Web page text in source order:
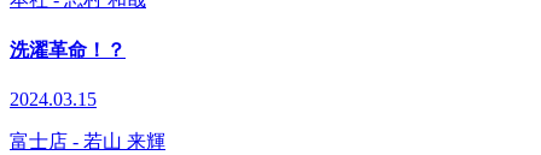
洗濯革命！？
2024.03.15
富士店 - 若山 来輝